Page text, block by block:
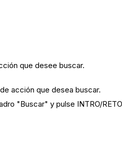
que desee buscar.
acción que desea buscar.
"Buscar" y pulse INTRO/